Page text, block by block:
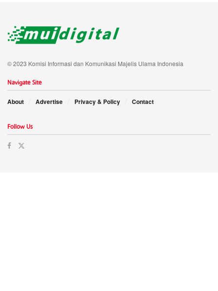
© 2023 Komisi Informasi dan Komunikasi Majelis Ulama Indonesia
Navigate Site
About Advertise Privacy & Policy Contact
Follow Us